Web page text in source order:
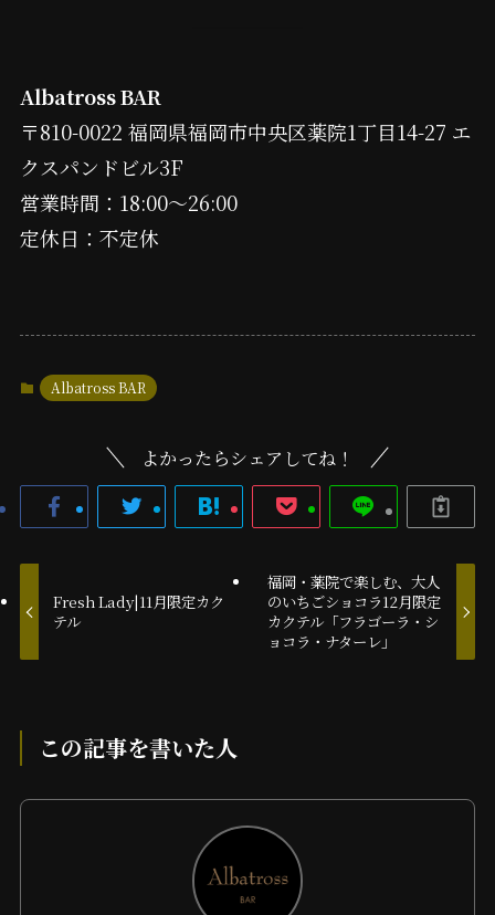
Albatross BAR
〒810-0022 福岡県福岡市中央区薬院1丁目14-27 エ
クスパンドビル3F
営業時間：18:00〜26:00
定休日：不定休
Albatross BAR
よかったらシェアしてね！
Fresh Lady|11月限定カク
テル
福岡・薬院で楽しむ、大人
のいちごショコラ12月限定
カクテル「フラゴーラ・シ
ョコラ・ナターレ」
この記事を書いた人